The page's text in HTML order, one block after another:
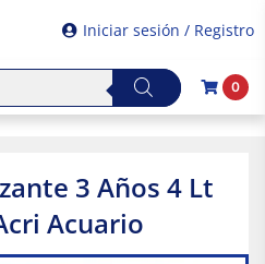
Iniciar sesión / Registro
0
3 Años 4 Lt
Acuario